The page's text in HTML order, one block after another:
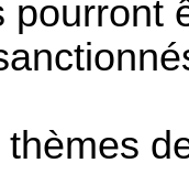
pourront